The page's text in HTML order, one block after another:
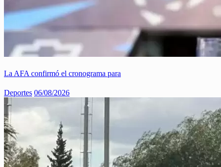
La AFA confirmó el cronograma para
Deportes 06/08/2026